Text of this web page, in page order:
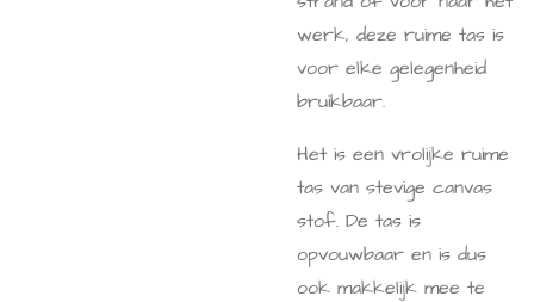
werk, deze ruime tas is
voor elke gelegenheid
bruikbaar.
Het is een vrolijke ruime
tas van stevige canvas
stof. De tas is
opvouwbaar en is dus
ook makkelijk mee te